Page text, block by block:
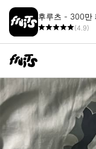
후루츠 - 300만
(4.9)